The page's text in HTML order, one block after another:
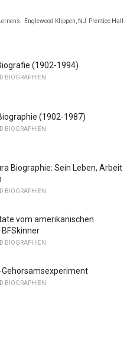
Englewood Klippen, NJ: Prentice Hall.
(1902-1994)
BIOGRAPHIEN
(1902-1987)
BIOGRAPHIEN
Biographie: Sein Leben, Arbeit
BIOGRAPHIEN
vom amerikanischen
BIOGRAPHIEN
Gehorsamsexperiment
BIOGRAPHIEN